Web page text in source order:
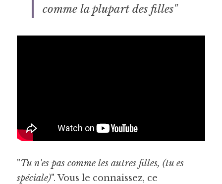
comme la plupart des filles"
"Tu n'es pas comme les autres filles, (tu es
spéciale)". Vous le connaissez, ce